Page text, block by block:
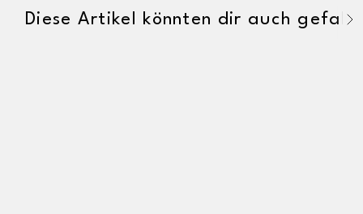
Diese Artikel könnten dir auch